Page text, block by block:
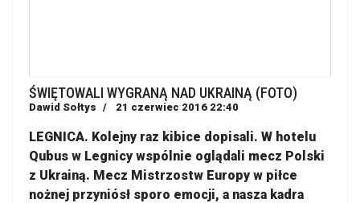
ŚWIĘTOWALI WYGRANĄ NAD UKRAINĄ (FOTO)
Dawid Sołtys 21 czerwiec 2016 22:40
LEGNICA. Kolejny raz kibice dopisali. W hotelu
Qubus w Legnicy wspólnie oglądali mecz Polski
z Ukrainą. Mecz Mistrzostw Europy w piłce
nożnej przyniósł sporo emocji, a nasza kadra